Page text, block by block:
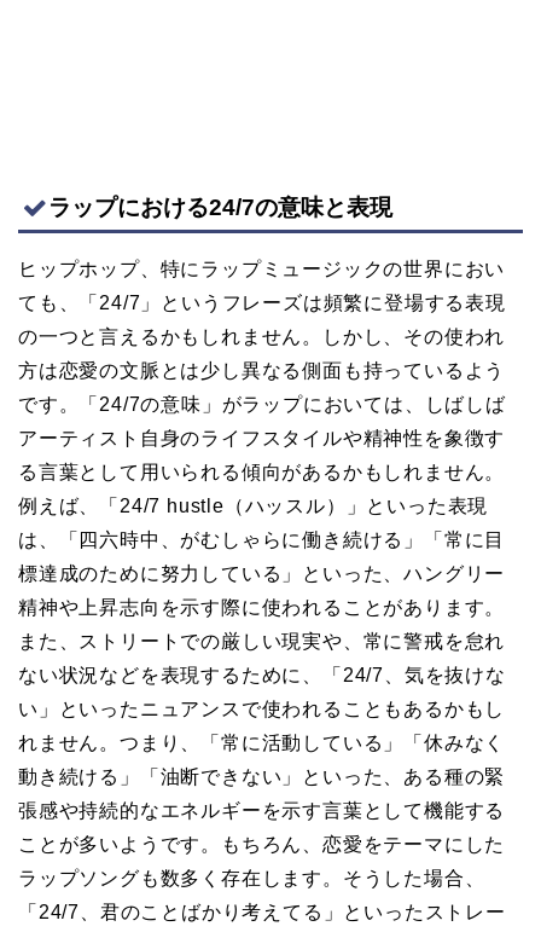
ラップにおける24/7の意味と表現
ヒップホップ、特にラップミュージックの世界におい
ても、「24/7」というフレーズは頻繁に登場する表現
の一つと言えるかもしれません。しかし、その使われ
方は恋愛の文脈とは少し異なる側面も持っているよう
です。「24/7の意味」がラップにおいては、しばしば
アーティスト自身のライフスタイルや精神性を象徴す
る言葉として用いられる傾向があるかもしれません。
例えば、「24/7 hustle（ハッスル）」といった表現
は、「四六時中、がむしゃらに働き続ける」「常に目
標達成のために努力している」といった、ハングリー
精神や上昇志向を示す際に使われることがあります。
また、ストリートでの厳しい現実や、常に警戒を怠れ
ない状況などを表現するために、「24/7、気を抜けな
い」といったニュアンスで使われることもあるかもし
れません。つまり、「常に活動している」「休みなく
動き続ける」「油断できない」といった、ある種の緊
張感や持続的なエネルギーを示す言葉として機能する
ことが多いようです。もちろん、恋愛をテーマにした
ラップソングも数多く存在します。そうした場合、
「24/7、君のことばかり考えてる」といったストレー